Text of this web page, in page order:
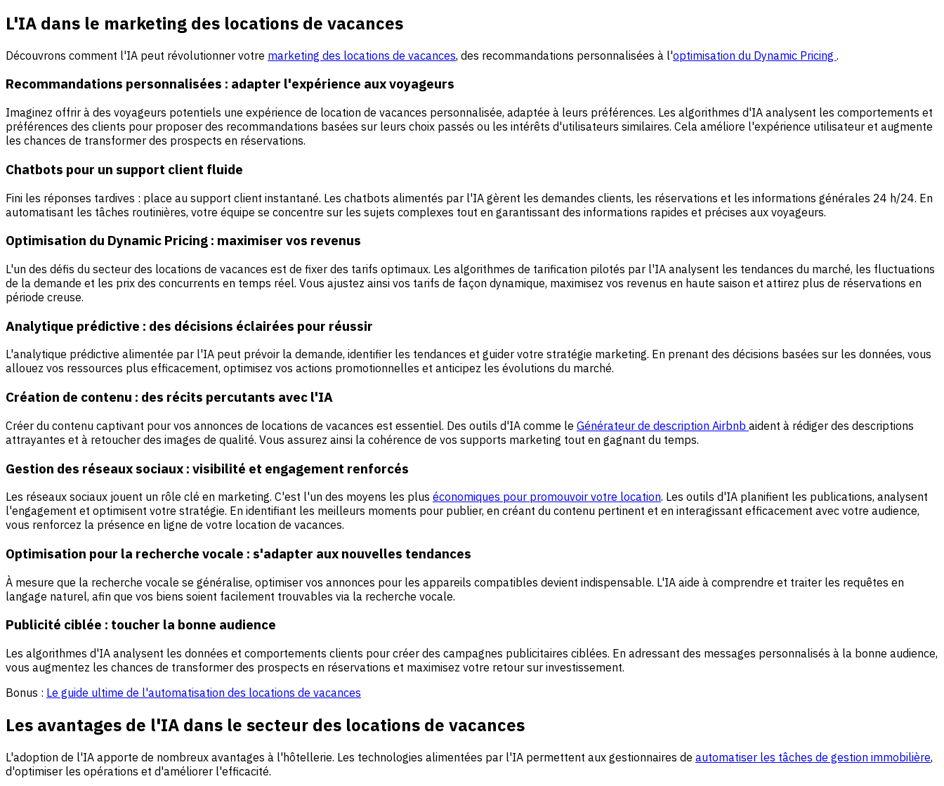
L'IA dans le marketing des locations de vacances
Découvrons comment l'IA peut révolutionner votre marketing des locations de vacances, des recommandations personnalisées à l'optimisation du Dynamic Pricing .
Recommandations personnalisées : adapter l'expérience aux voyageurs
Imaginez offrir à des voyageurs potentiels une expérience de location de vacances personnalisée, adaptée à leurs préférences. Les algorithmes d'IA analysent les comportements et
préférences des clients pour proposer des recommandations basées sur leurs choix passés ou les intérêts d'utilisateurs similaires. Cela améliore l'expérience utilisateur et augmente
les chances de transformer des prospects en réservations.
Chatbots pour un support client fluide
Fini les réponses tardives : place au support client instantané. Les chatbots alimentés par l'IA gèrent les demandes clients, les réservations et les informations générales 24 h/24. En
automatisant les tâches routinières, votre équipe se concentre sur les sujets complexes tout en garantissant des informations rapides et précises aux voyageurs.
Optimisation du Dynamic Pricing : maximiser vos revenus
L'un des défis du secteur des locations de vacances est de fixer des tarifs optimaux. Les algorithmes de tarification pilotés par l'IA analysent les tendances du marché, les fluctuations
de la demande et les prix des concurrents en temps réel. Vous ajustez ainsi vos tarifs de façon dynamique, maximisez vos revenus en haute saison et attirez plus de réservations en
période creuse.
Analytique prédictive : des décisions éclairées pour réussir
L'analytique prédictive alimentée par l'IA peut prévoir la demande, identifier les tendances et guider votre stratégie marketing. En prenant des décisions basées sur les données, vous
allouez vos ressources plus efficacement, optimisez vos actions promotionnelles et anticipez les évolutions du marché.
Création de contenu : des récits percutants avec l'IA
Créer du contenu captivant pour vos annonces de locations de vacances est essentiel. Des outils d'IA comme le Générateur de description Airbnb aident à rédiger des descriptions
attrayantes et à retoucher des images de qualité. Vous assurez ainsi la cohérence de vos supports marketing tout en gagnant du temps.
Gestion des réseaux sociaux : visibilité et engagement renforcés
Les réseaux sociaux jouent un rôle clé en marketing. C'est l'un des moyens les plus économiques pour promouvoir votre location. Les outils d'IA planifient les publications, analysent
l'engagement et optimisent votre stratégie. En identifiant les meilleurs moments pour publier, en créant du contenu pertinent et en interagissant efficacement avec votre audience,
vous renforcez la présence en ligne de votre location de vacances.
Optimisation pour la recherche vocale : s'adapter aux nouvelles tendances
À mesure que la recherche vocale se généralise, optimiser vos annonces pour les appareils compatibles devient indispensable. L'IA aide à comprendre et traiter les requêtes en
langage naturel, afin que vos biens soient facilement trouvables via la recherche vocale.
Publicité ciblée : toucher la bonne audience
Les algorithmes d'IA analysent les données et comportements clients pour créer des campagnes publicitaires ciblées. En adressant des messages personnalisés à la bonne audience,
vous augmentez les chances de transformer des prospects en réservations et maximisez votre retour sur investissement.
Bonus : Le guide ultime de l'automatisation des locations de vacances
Les avantages de l'IA dans le secteur des locations de vacances
L'adoption de l'IA apporte de nombreux avantages à l'hôtellerie. Les technologies alimentées par l'IA permettent aux gestionnaires de automatiser les tâches de gestion immobilière,
d'optimiser les opérations et d'améliorer l'efficacité.